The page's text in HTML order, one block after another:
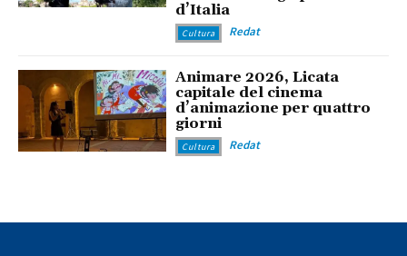
d’Italia
Cultura Redat
Animare 2026, Licata
capitale del cinema
d’animazione per quattro
giorni
Cultura Redat